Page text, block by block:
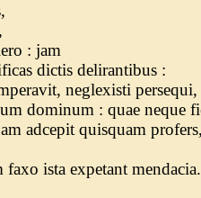
: jam
dictis delirantibus :
neglexisti persequi,
dominum : quae neque
adcepit quisquam
ista expetant